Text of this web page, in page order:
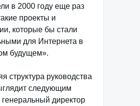
в 2000 году еще раз
проекты и
которые бы стали
для Интернета в
будущем».
структура руководства
следующим
директор